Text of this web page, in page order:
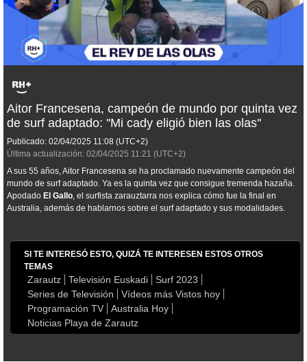
Aitor Francesena, campeón de mundo por quinta vez
de surf adaptado: ''Mi cady eligió bien las olas''
Publicado: 02/04/2025 11:08 (UTC+2)
Última actualización: 02/04/2025 11:21 (UTC+2)
A sus 55 años, Aitor Francesena se ha proclamado nuevamente campeón del
mundo de surf adaptado. Ya es la quinta vez que consigue tremenda hazaña.
Apodado El Gallo, el surfista zarauztarra nos explica cómo fue la final en
Australia, además de hablarnos sobre el surf adaptado y sus modalidades.
SI TE INTERESÓ ESTO, QUIZÁ TE INTERESEN ESTOS OTROS
TEMAS
Zarautz Televisión Euskadi
Surf 2023
Series de Televisión
Vídeos más Vistos hoy
Programación TV
Australia Hoy
Noticias Playa de Zarautz